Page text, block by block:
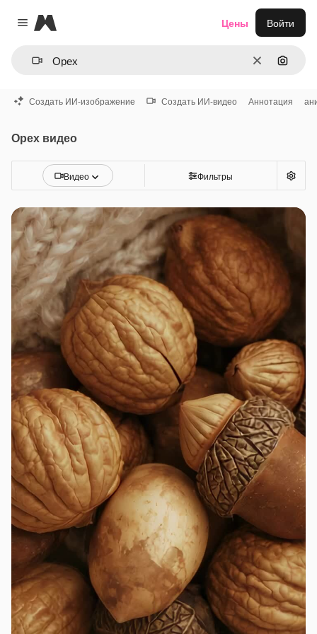
Close menu
Magnific
ОчиститьПоиск
Цены Войти
Создать ИИ-изображение Создать ИИ-видео Аннотация
Орех видео
Видео Фильтры